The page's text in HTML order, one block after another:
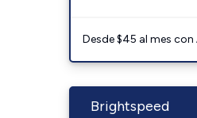
Desde $45 al mes
Brightspeed